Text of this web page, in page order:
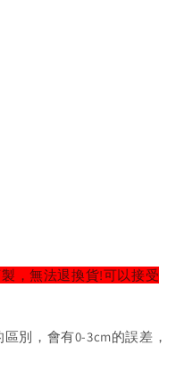
製，無法退換貨!可以接受
別，會有0-3cm的誤差，